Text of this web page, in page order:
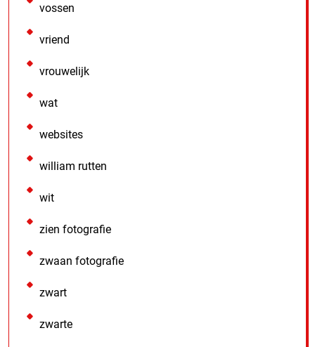
vossen
vriend
vrouwelijk
wat
websites
william rutten
wit
zien fotografie
zwaan fotografie
zwart
zwarte